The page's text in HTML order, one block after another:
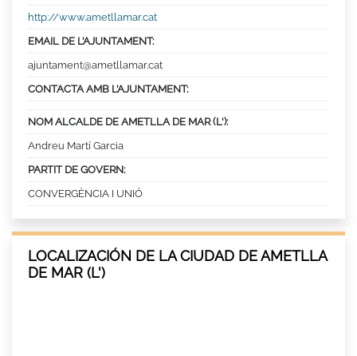
http://www.ametllamar.cat
EMAIL DE L’AJUNTAMENT:
ajuntament@ametllamar.cat
CONTACTA AMB L’AJUNTAMENT:
NOM ALCALDE DE AMETLLA DE MAR (L'):
Andreu Martí Garcia
PARTIT DE GOVERN:
CONVERGÈNCIA I UNIÓ
LOCALIZACIÓN DE LA CIUDAD DE AMETLLA
DE MAR (L')